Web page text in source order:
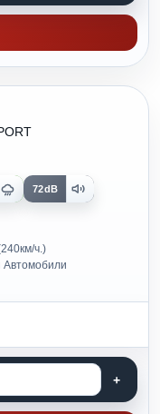
72dB
ч.)
Автомобили